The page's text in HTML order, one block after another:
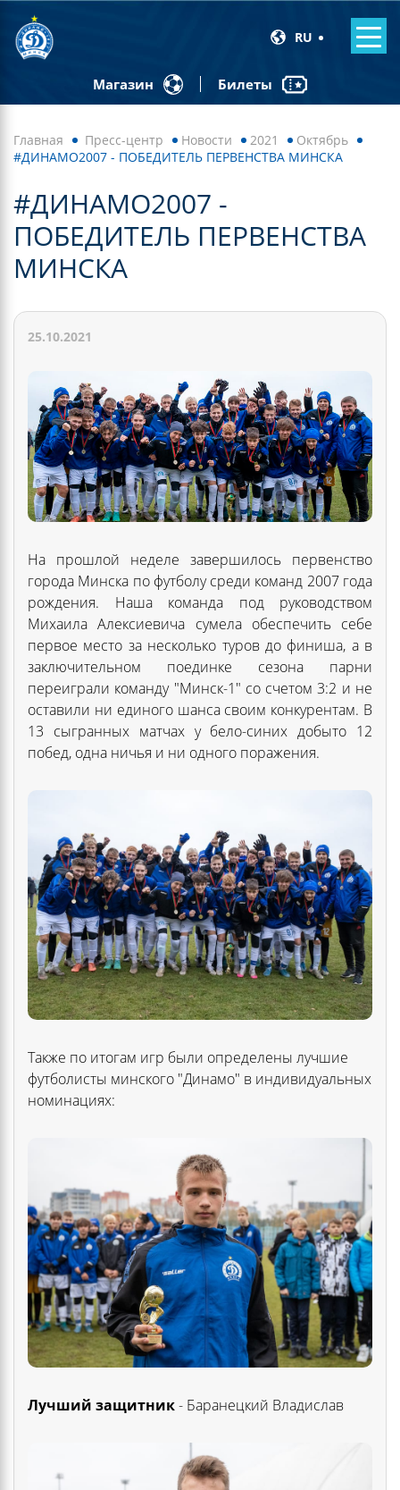
RU
Магазин Билеты
Главная Пресс-центр Новости 2021
Октябрь
#ДИНАМО2007 - ПОБЕДИТЕЛЬ ПЕРВЕНСТВА МИНСКА
#ДИНАМО2007 -
ПОБЕДИТЕЛЬ ПЕРВЕНСТВА
МИНСКА
25.10.2021
На прошлой неделе завершилось первенство
города Минска по футболу среди команд 2007 года
рождения. Наша команда под руководством
Михаила Алексиевича сумела обеспечить себе
первое место за несколько туров до финиша, а в
заключительном поединке сезона парни
переиграли команду "Минск-1" со счетом 3:2 и не
оставили ни единого шанса своим конкурентам. В
13 сыгранных матчах у бело-синих добыто 12
побед, одна ничья и ни одного поражения.
Также по итогам игр были определены лучшие
футболисты минского "Динамо" в индивидуальных
номинациях:
Лучший защитник- Баранецкий Владислав